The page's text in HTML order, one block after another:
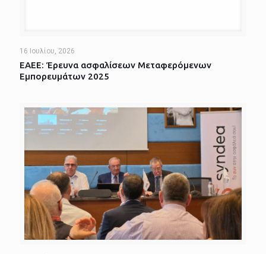
16 Ιουλίου, 2026
ΕΑΕΕ: Έρευνα ασφαλίσεων Μεταφερόμενων
Εμπορευμάτων 2025